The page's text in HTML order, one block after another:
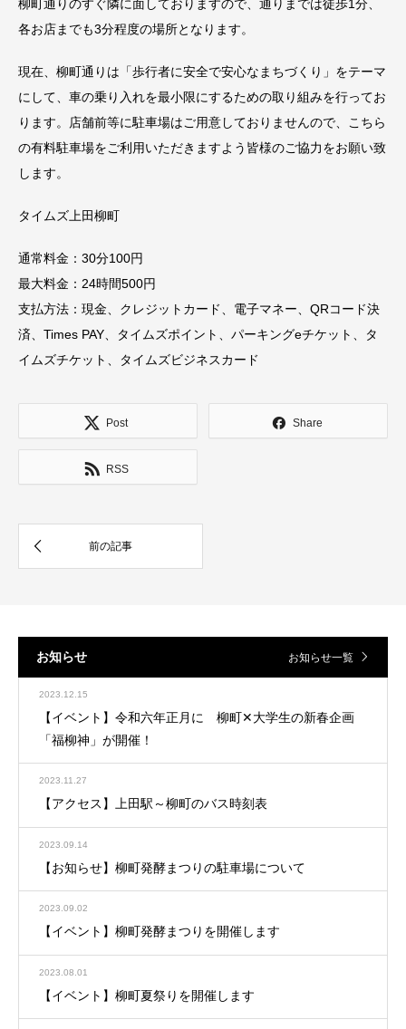
柳町通りのすぐ隣に面しておりますので、通りまでは徒歩1分、
各お店までも3分程度の場所となります。
現在、柳町通りは「歩行者に安全で安心なまちづくり」をテーマ
にして、車の乗り入れを最小限にするための取り組みを行ってお
ります。店舗前等に駐車場はご用意しておりませんので、こちら
の有料駐車場をご利用いただきますよう皆様のご協力をお願い致
します。
タイムズ上田柳町
通常料金：30分100円
最大料金：24時間500円
支払方法：現金、クレジットカード、電子マネー、QRコード決
済、Times PAY、タイムズポイント、パーキングeチケット、タ
イムズチケット、タイムズビジネスカード
Post Share
RSS
お知らせ お知らせ一覧
2023.12.15
【イベント】令和六年正月に 柳町✕大学生の新春企画
「福柳神」が開催！
2023.11.27
【アクセス】上田駅～柳町のバス時刻表
2023.09.14
【お知らせ】柳町発酵まつりの駐車場について
2023.09.02
【イベント】柳町発酵まつりを開催します
2023.08.01
【イベント】柳町夏祭りを開催します